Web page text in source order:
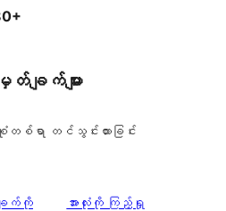
ျက်များ
စ်ရာ တင်သွင်းထားခြင်း
ျက်ကို
သုံးသပ်
အားလုံးကို ကြည့်ရှု